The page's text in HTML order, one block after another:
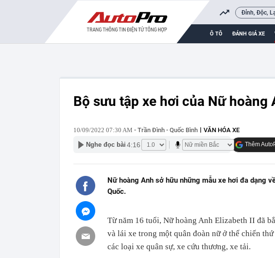
Đỉnh, Độc,
Ô TÔ ĐÁNH GIÁ XE
Bộ sưu tập xe hơi của Nữ hoàng
10/09/2022 07:30 AM - Trần Đình - Quốc Bình VĂN HÓA XE
Thêm
Nghe đọc bài 4:16
Nữ hoàng Anh sở hữu những mẫu xe hơi đa dạng
Quốc.
Từ năm 16 tuổi, Nữ hoàng Anh Elizabeth II đã
và lái xe trong một quân đoàn nữ ở thế chiến
các loại xe quân sự, xe cứu thương, xe tải.